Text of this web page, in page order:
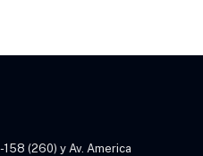
(260) y Av. America